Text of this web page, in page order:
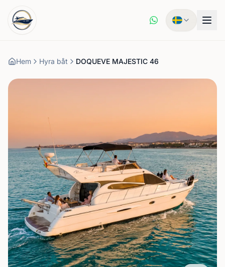
Hem Hyra båt DOQUEVE MAJESTIC 46